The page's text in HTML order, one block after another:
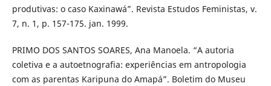
produtivas: o caso Kaxinawá”. Revista Estudos Feministas, v.
7, n. 1, p. 157-175. jan. 1999.
PRIMO DOS SANTOS SOARES, Ana Manoela. “A autoria
coletiva e a autoetnografia: experiências em antropologia
com as parentas Karipuna do Amapá”. Boletim do Museu